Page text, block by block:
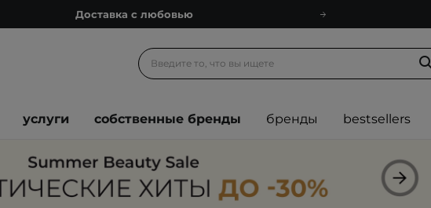
Блог
Спроси косметолога
Подарочные карты
Блог
услуги собственные бренды бренды bestsellers